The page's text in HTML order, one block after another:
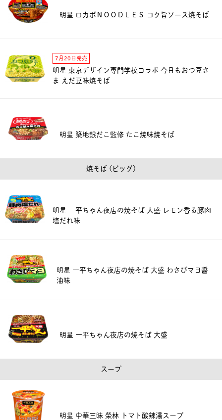
明星 ロカボＮＯＯＤＬＥＳ コク旨ソース焼そば
7月20日発売
明星 東京デザイン専門学校コラボ 今日もおつ豆さ
ま えだ豆味焼そば
明星 築地銀だこ監修 たこ焼味焼そば
焼そば (ビッグ)
明星 一平ちゃん夜店の焼そば 大盛 レモン香る豚肉
塩だれ味
明星 一平ちゃん夜店の焼そば 大盛 わさびマヨ醤
油味
明星 一平ちゃん夜店の焼そば 大盛
スープ
明星 中華三昧 榮林 トマト酸辣湯スープ